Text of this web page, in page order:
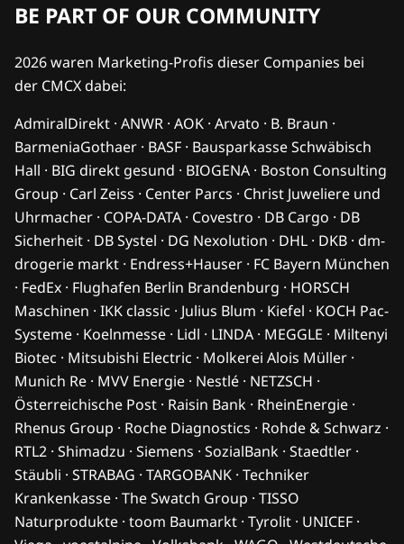
BE PART OF OUR COMMUNITY
2026 waren Marketing-Profis dieser Companies bei
der CMCX dabei:
AdmiralDirekt · ANWR · AOK · Arvato · B. Braun ·
BarmeniaGothaer · BASF · Bausparkasse Schwäbisch
Hall · BIG direkt gesund · BIOGENA · Boston Consulting
Group · Carl Zeiss · Center Parcs · Christ Juweliere und
Uhrmacher · COPA-DATA · Covestro · DB Cargo · DB
Sicherheit · DB Systel · DG Nexolution · DHL · DKB · dm-
drogerie markt · Endress+Hauser · FC Bayern München
· FedEx · Flughafen Berlin Brandenburg · HORSCH
Maschinen · IKK classic · Julius Blum · Kiefel · KOCH Pac-
Systeme · Koelnmesse · Lidl · LINDA · MEGGLE · Miltenyi
Biotec · Mitsubishi Electric · Molkerei Alois Müller ·
Munich Re · MVV Energie · Nestlé · NETZSCH ·
Österreichische Post · Raisin Bank · RheinEnergie ·
Rhenus Group · Roche Diagnostics · Rohde & Schwarz ·
RTL2 · Shimadzu · Siemens · SozialBank · Staedtler ·
Stäubli · STRABAG · TARGOBANK · Techniker
Krankenkasse · The Swatch Group · TISSO
Naturprodukte · toom Baumarkt · Tyrolit · UNICEF ·